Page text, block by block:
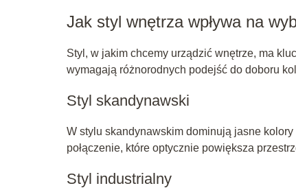
Jak styl wnętrza wpływa na
Styl, w jakim chcemy urządzić wnętrze, ma
wymagają różnorodnych podejść do doboru
Styl skandynawski
W stylu skandynawskim dominują jasne kolory
połączenie, które optycznie powiększa
Styl industrialny